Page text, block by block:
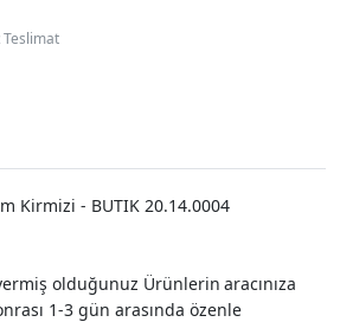
Teslimat
Kirmizi - BUTIK 20.14.0004
olduğunuz Ürünlerin aracınıza
1-3 gün arasında özenle